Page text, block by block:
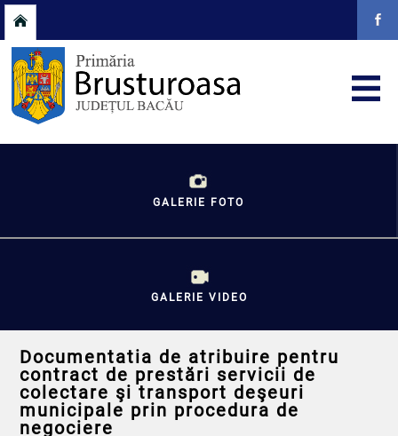
GALERIE FOTO
GALERIE VIDEO
Documentatia de atribuire pentru
contract de prestări servicii de
colectare şi transport deşeuri
municipale prin procedura de
negociere